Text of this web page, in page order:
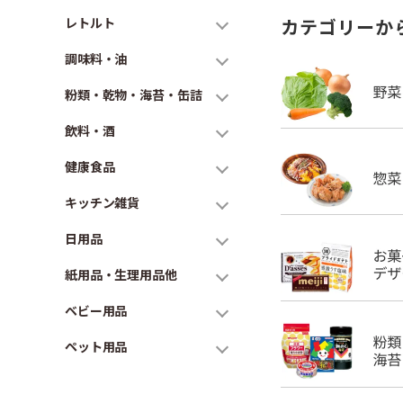
レトルト
調味料・油
粉類・乾物・海苔・缶詰
飲料・酒
健康食品
キッチン雑貨
日用品
紙用品・生理用品他
ベビー用品
ペット用品
カテゴリーか